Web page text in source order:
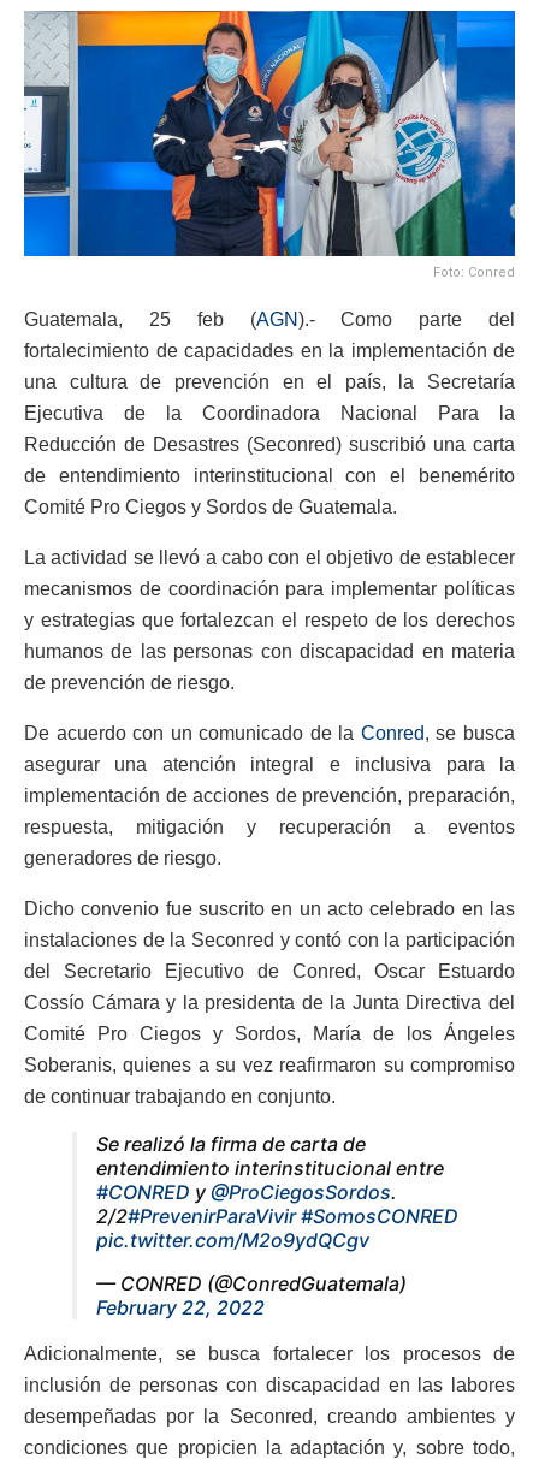
Foto: Conred
Guatemala, 25 feb (AGN).- Como parte del
fortalecimiento de capacidades en la implementación de
una cultura de prevención en el país, la Secretaría
Ejecutiva de la Coordinadora Nacional Para la
Reducción de Desastres (Seconred) suscribió una carta
de entendimiento interinstitucional con el benemérito
Comité Pro Ciegos y Sordos de Guatemala.
La actividad se llevó a cabo con el objetivo de establecer
mecanismos de coordinación para implementar políticas
y estrategias que fortalezcan el respeto de los derechos
humanos de las personas con discapacidad en materia
de prevención de riesgo.
De acuerdo con un comunicado de la Conred, se busca
asegurar una atención integral e inclusiva para la
implementación de acciones de prevención, preparación,
respuesta, mitigación y recuperación a eventos
generadores de riesgo.
Dicho convenio fue suscrito en un acto celebrado en las
instalaciones de la Seconred y contó con la participación
del Secretario Ejecutivo de Conred, Oscar Estuardo
Cossío Cámara y la presidenta de la Junta Directiva del
Comité Pro Ciegos y Sordos, María de los Ángeles
Soberanis, quienes a su vez reafirmaron su compromiso
de continuar trabajando en conjunto.
Se realizó la firma de carta de
entendimiento interinstitucional entre
#CONRED y @ProCiegosSordos.
2/2#PrevenirParaVivir #SomosCONRED
pic.twitter.com/M2o9ydQCgv
— CONRED (@ConredGuatemala)
February 22, 2022
Adicionalmente, se busca fortalecer los procesos de
inclusión de personas con discapacidad en las labores
desempeñadas por la Seconred, creando ambientes y
condiciones que propicien la adaptación y, sobre todo,